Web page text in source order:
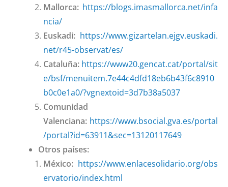
Mallorca: https://blogs.imasmallorca.net/infa
ncia/
Euskadi: https://www.gizartelan.ejgv.euskadi.
net/r45-observat/es/
Cataluña: https://www20.gencat.cat/portal/sit
e/bsf/menuitem.7e44c4dfd18eb6b43f6c8910
b0c0e1a0/?vgnextoid=3d7b38a5037
Comunidad
Valenciana: https://www.bsocial.gva.es/portal
/portal?id=63911&sec=13120117649
Otros países:
México: https://www.enlacesolidario.org/obs
ervatorio/index.html